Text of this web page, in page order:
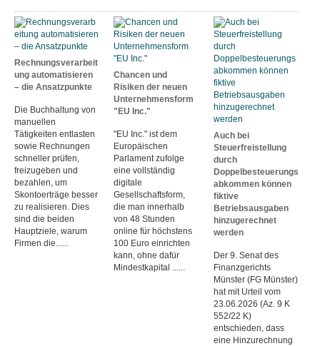
Rechnungsverarbeit
ung automatisieren
– die Ansatzpunkte
Die Buchhaltung von
manuellen
Tätigkeiten entlasten
sowie Rechnungen
schneller prüfen,
freizugeben und
bezahlen, um
Skontoerträge besser
zu realisieren. Dies
sind die beiden
Hauptziele, warum
Firmen die......
Chancen und
Risiken der neuen
Unternehmensform
"EU Inc."
"EU Inc." ist dem
Europäischen
Parlament zufolge
eine vollständig
digitale
Gesellschaftsform,
die man innerhalb
von 48 Stunden
online für höchstens
100 Euro einrichten
kann, ohne dafür
Mindestkapital ......
Auch bei
Steuerfreistellung
durch
Doppelbesteuerungs
abkommen können
fiktive
Betriebsausgaben
hinzugerechnet
werden
Der 9. Senat des
Finanzgerichts
Münster (FG Münster)
hat mit Urteil vom
23.06.2026 (Az. 9 K
552/22 K)
entschieden, dass
eine Hinzurechnung